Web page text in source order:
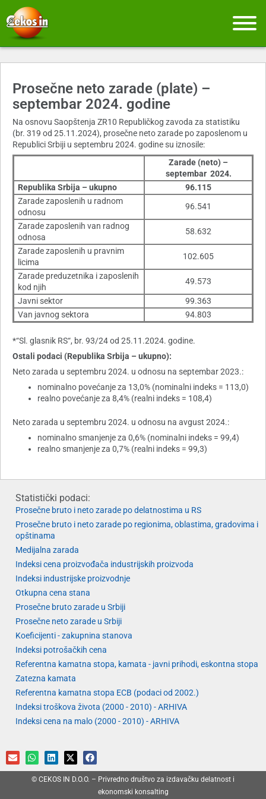
Prosečne neto zarade (plate) –
septembar 2024. godine
Na osnovu Saopštenja ZR10 Republičkog zavoda za statistiku
(br. 319 od 25.11.2024), prosečne neto zarade po zaposlenom u
Republici Srbiji u septembru 2024. godine su iznosile:
Zarade (neto) –
septembar 2024.
Republika Srbija – ukupno
96.115
Zarade zaposlenih u radnom
odnosu
96.541
Zarade zaposlenih van radnog
odnosa
58.632
Zarade zaposlenih u pravnim
licima
102.605
Zarade preduzetnika i zaposlenih
kod njih
49.573
Javni sektor
99.363
Van javnog sektora
94.803
*“Sl. glasnik RS“, br. 93/24 od 25.11.2024. godine.
Ostali podaci (Republika Srbija – ukupno):
Neto zarada u septembru 2024. u odnosu na septembar 2023.:
nominalno povećanje za 13,0% (nominalni indeks = 113,0)
realno povećanje za 8,4% (realni indeks = 108,4)
Neto zarada u septembru 2024. u odnosu na avgust 2024.:
nominalno smanjenje za 0,6% (nominalni indeks = 99,4)
realno smanjenje za 0,7% (realni indeks = 99,3)
Statistički podaci:
Prosečne bruto i neto zarade po delatnostima u RS
Prosečne bruto i neto zarade po regionima, oblastima, gradovima i
opštinama
Medijalna zarada
Indeksi cena proizvođača industrijskih proizvoda
Indeksi industrijske proizvodnje
Otkupna cena stana
Prosečne bruto zarade u Srbiji
Prosečne neto zarade u Srbiji
Koeficijenti - zakupnina stanova
Indeksi potrošačkih cena
Referentna kamatna stopa, kamata - javni prihodi, eskontna stopa
Zatezna kamata
Referentna kamatna stopa ECB (podaci od 2002.)
Indeksi troškova života (2000 - 2010) - ARHIVA
Indeksi cena na malo (2000 - 2010) - ARHIVA
© CEKOS IN D.O.O. – Privredno društvo za izdavačku delatnost i
ekonomski konsalting